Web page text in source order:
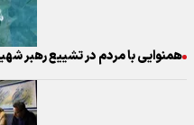
همنوایی با مردم در تشییع رهبر